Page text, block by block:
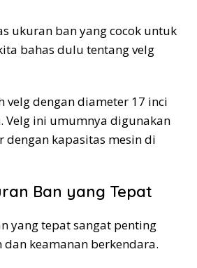
ukuran ban yang cocok untuk
bahas dulu tentang velg
velg dengan diameter 17 inci
Velg ini umumnya digunakan
dengan kapasitas mesin di
Ban yang Tepat
yang tepat sangat penting
keamanan berkendara.